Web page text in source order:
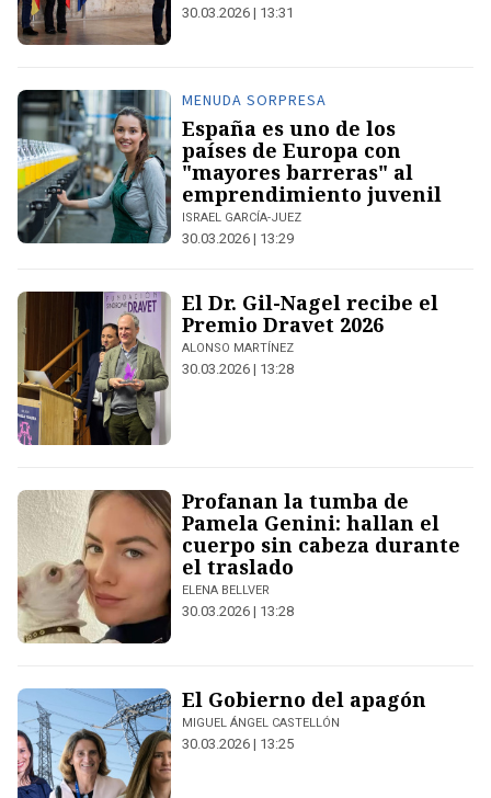
30.03.2026 | 13:31
MENUDA SORPRESA
España es uno de los
países de Europa con
"mayores barreras" al
emprendimiento juvenil
ISRAEL GARCÍA-JUEZ
30.03.2026 | 13:29
El Dr. Gil-Nagel recibe el
Premio Dravet 2026
ALONSO MARTÍNEZ
30.03.2026 | 13:28
Profanan la tumba de
Pamela Genini: hallan el
cuerpo sin cabeza durante
el traslado
ELENA BELLVER
30.03.2026 | 13:28
El Gobierno del apagón
MIGUEL ÁNGEL CASTELLÓN
30.03.2026 | 13:25